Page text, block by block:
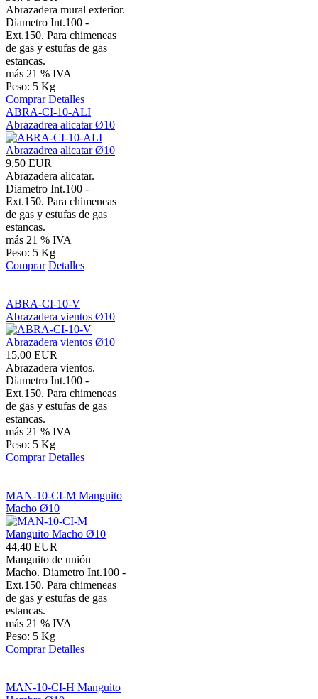
Abrazadera mural exterior.
Diametro Int.100 -
Ext.150. Para chimeneas
de gas y estufas de gas
estancas.
más 21 % IVA
Peso: 5 Kg
Comprar Detalles
ABRA-CI-10-ALI
Abrazadrea alicatar Ø10
9,50 EUR
Abrazadera alicatar.
Diametro Int.100 -
Ext.150. Para chimeneas
de gas y estufas de gas
estancas.
más 21 % IVA
Peso: 5 Kg
Comprar Detalles
ABRA-CI-10-V
Abrazadera vientos Ø10
15,00 EUR
Abrazadera vientos.
Diametro Int.100 -
Ext.150. Para chimeneas
de gas y estufas de gas
estancas.
más 21 % IVA
Peso: 5 Kg
Comprar Detalles
MAN-10-CI-M Manguito
Macho Ø10
44,40 EUR
Manguito de unión
Macho. Diametro Int.100 -
Ext.150. Para chimeneas
de gas y estufas de gas
estancas.
más 21 % IVA
Peso: 5 Kg
Comprar Detalles
MAN-10-CI-H Manguito